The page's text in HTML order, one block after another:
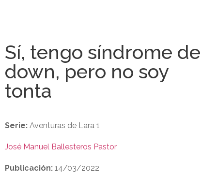
Sí, tengo síndrome de
down, pero no soy
tonta
Serie: Aventuras de Lara 1
José Manuel Ballesteros Pastor
Publicación: 14/03/2022